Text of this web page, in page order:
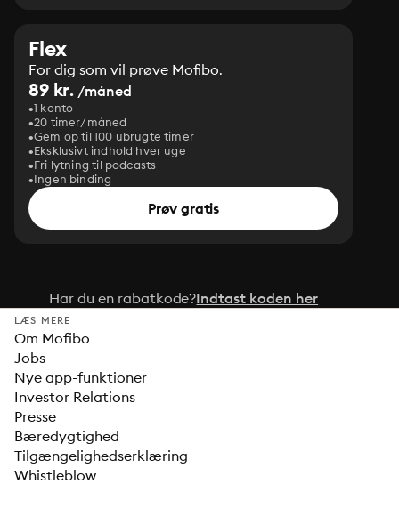
Flex
For dig som vil prøve Mofibo.
89 kr. /måned
1 konto
20 timer/måned
Gem op til 100 ubrugte timer
Eksklusivt indhold hver uge
Fri lytning til podcasts
Ingen binding
Prøv gratis
Har du en rabatkode?Indtast koden her
LÆS MERE
Om Mofibo
Jobs
Nye app-funktioner
Investor Relations
Presse
Bæredygtighed
Tilgængelighedserklæring
Whistleblow